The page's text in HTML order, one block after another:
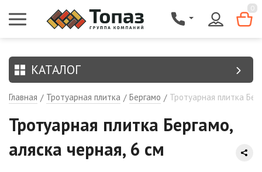
0
КАТАЛОГ
Главная / Тротуарная плитка / Бергамо / Тротуарная плитка
Тротуарная плитка Бергамо,
аляска черная, 6 см